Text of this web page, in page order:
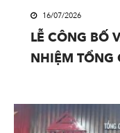
16/07/2026
LỄ CÔNG BỐ
NHIỆM